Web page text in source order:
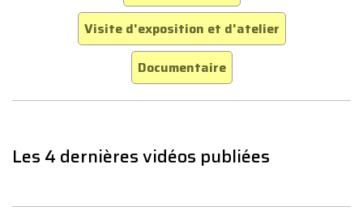
Visite d'exposition et d'atelier
Documentaire
Les 4 dernières vidéos publiées